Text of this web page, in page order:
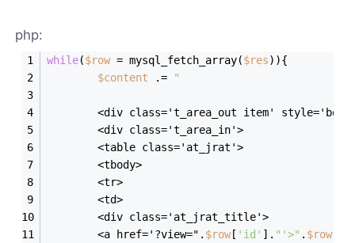
php:
while($row = mysql_fetch_array($res)){
$content .= "
<div class='t_area_out item'
		<div class='t_area_in'>
		<table class='at_jrat'>
		<tbody>
		<tr>
		<td>
		<div class='at_jrat_title'>
		<a href='?view=".
$row[ 'id' ]. "'>" . $row[